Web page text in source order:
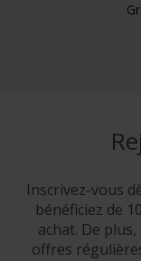
Inscrivez-vous
bénéficiez de
achat. De
offres